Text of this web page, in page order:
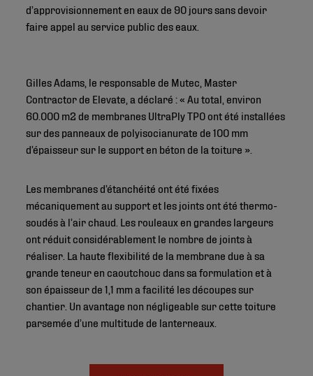
d’approvisionnement en eaux de 90 jours sans devoir
faire appel au service public des eaux.
Gilles Adams, le responsable de Mutec, Master
Contractor de Elevate, a déclaré : « Au total, environ
60.000 m2 de membranes UltraPly TPO ont été installées
sur des panneaux de polyisocianurate de 100 mm
d’épaisseur sur le support en béton de la toiture ».
Les membranes d’étanchéité ont été fixées
mécaniquement au support et les joints ont été thermo-
soudés à l’air chaud. Les rouleaux en grandes largeurs
ont réduit considérablement le nombre de joints à
réaliser. La haute flexibilité de la membrane due à sa
grande teneur en caoutchouc dans sa formulation et à
son épaisseur de 1,1 mm a facilité les découpes sur
chantier. Un avantage non négligeable sur cette toiture
parsemée d’une multitude de lanterneaux.